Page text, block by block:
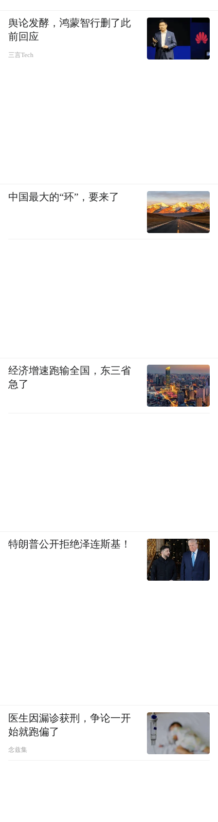
舆论发酵，鸿蒙智行删了此
前回应
三言Tech
中国最大的“环”，要来了
经济增速跑输全国，东三省
急了
特朗普公开拒绝泽连斯基！
医生因漏诊获刑，争论一开
始就跑偏了
念兹集